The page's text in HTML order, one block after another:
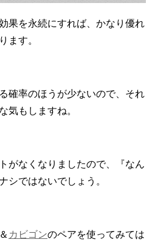
果を永続にすれば、かなり優れ
ます。
確率のほうが少ないので、それ
気もしますね。
がなくなりましたので、『なん
シではないでしょう。
カビゴンのペアを使ってみては